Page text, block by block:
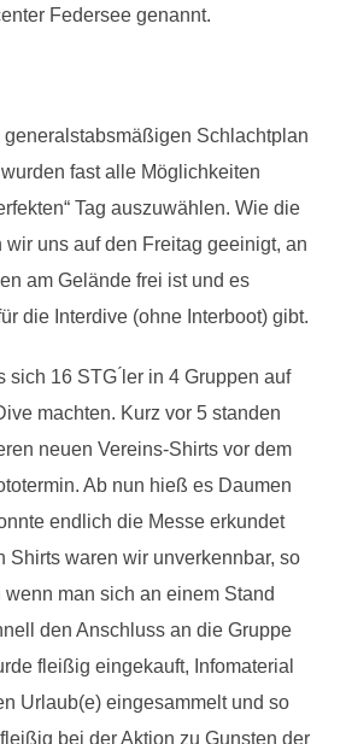
Federsee genannt.
Schlachtplan
fast alle Möglichkeiten
Tag auszuwählen. Wie die
wir uns auf den Freitag geeinigt, an
am Gelände frei ist und es
die Interdive (ohne Interboot) gibt.
sich 16 STG ́ler in 4 Gruppen auf
machten. Kurz vor 5 standen
neuen Vereins-Shirts vor dem
Ab nun hieß es Daumen
endlich die Messe erkundet
Shirts waren wir unverkennbar, so
man sich an einem Stand
den Anschluss an die Gruppe
fleißig eingekauft, Infomaterial
Urlaub(e) eingesammelt und so
bei der Aktion zu Gunsten der